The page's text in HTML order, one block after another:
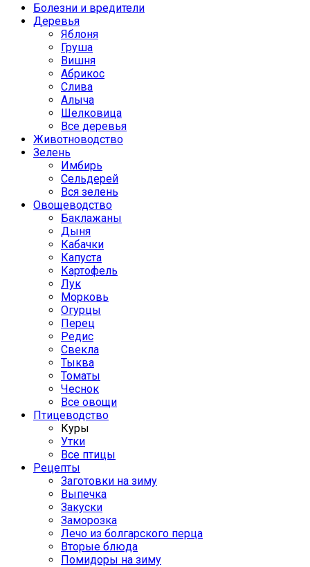
Болезни и вредители
Деревья
Яблоня
Груша
Вишня
Абрикос
Слива
Алыча
Шелковица
Все деревья
Животноводство
Зелень
Имбирь
Сельдерей
Вся зелень
Овощеводство
Баклажаны
Дыня
Кабачки
Капуста
Картофель
Лук
Морковь
Огурцы
Перец
Редис
Свекла
Тыква
Томаты
Чеснок
Все овощи
Птицеводство
Куры
Утки
Все птицы
Рецепты
Заготовки на зиму
Выпечка
Закуски
Заморозка
Лечо из болгарского перца
Вторые блюда
Помидоры на зиму